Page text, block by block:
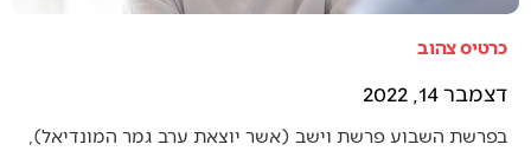
כרטיס צהוב
דצמבר 14, 2022
בפרשת השבוע פרשת וישב (אשר יוצאת ערב גמר המונדיאל),